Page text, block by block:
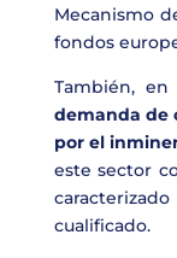
Mecanismo
fondos
También,
demanda de
por el
este sector
cualificado.